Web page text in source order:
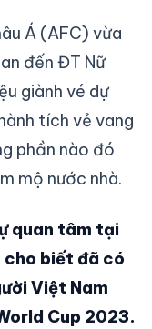
Á (AFC) vừa
đến ĐT Nữ
giành vé dự
tích vẻ vang
phần nào đó
mộ nước nhà.
quan tâm tại
cho biết đã có
Việt Nam
Cup 2023.